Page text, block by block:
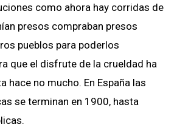
como ahora hay corridas de
presos compraban presos
pueblos para poderlos
que el disfrute de la crueldad ha
hace no mucho. En España las
se terminan en 1900, hasta